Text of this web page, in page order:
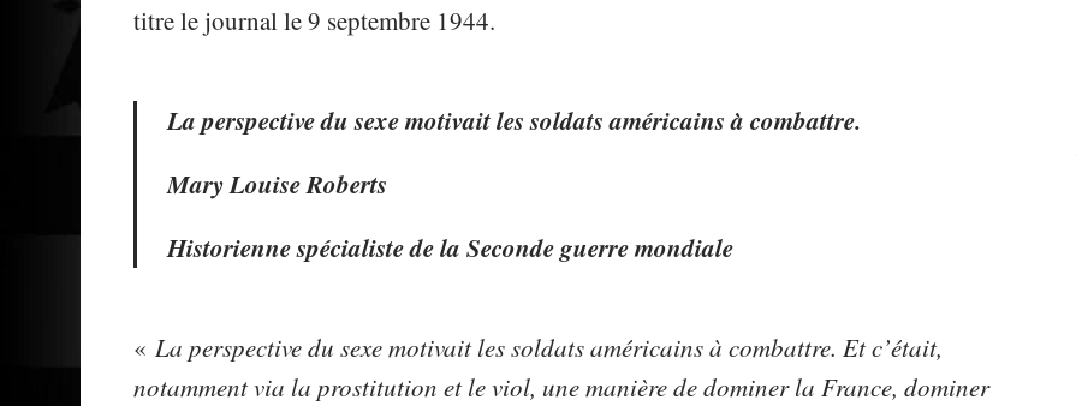
titre le journal le 9 septembre 1944.
La perspective du sexe motivait les soldats américains à combattre.
Mary Louise Roberts
Historienne spécialiste de la Seconde guerre mondiale
«La perspective du sexe motivait les soldats américains à combattre. Et c’était,
notamment via la prostitution et le viol, une manière de dominer la France, dominer